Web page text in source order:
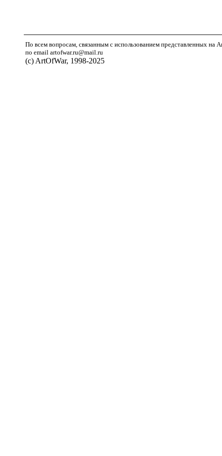
По всем вопросам, связанным с использованием представленных на
по email artofwar.ru@mail.ru
(с) ArtOfWar, 1998-2025